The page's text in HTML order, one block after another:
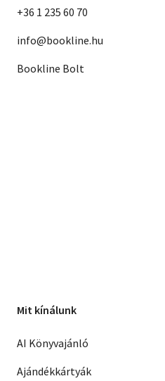
+36 1 235 60 70
info@bookline.hu
Bookline Bolt
Mit kínálunk
AI Könyvajánló
Ajándékkártyák